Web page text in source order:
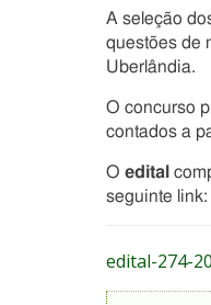
A seleção
questões de
Uberlândia.
O concurso
contados a
O edital
seguinte link:
edital-274-